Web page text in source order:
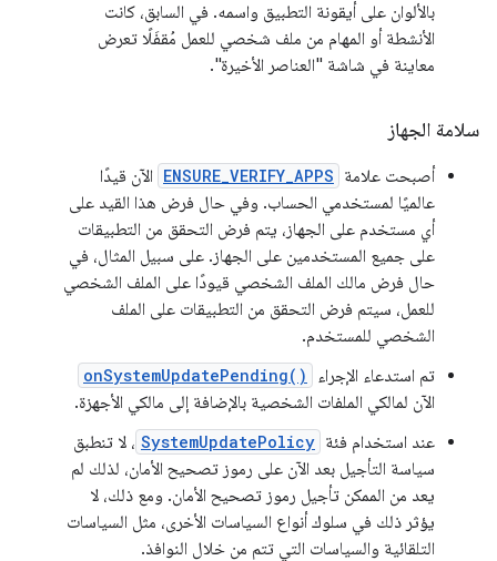
بالألوان على أيقونة التطبيق واسمه. في السابق، كانت
الأنشطة أو المهام من ملف شخصي للعمل مُقفَلًا تعرض
معاينة في شاشة "العناصر الأخيرة".
سلامة الجهاز
أصبحت علامة ENSURE_VERIFY_APPS الآن قيدًا
عالميًا لمستخدمي الحساب. وفي حال فرض هذا القيد على
أي مستخدم على الجهاز، يتم فرض التحقق من التطبيقات
على جميع المستخدمين على الجهاز. على سبيل المثال، في
حال فرض مالك الملف الشخصي قيودًا على الملف الشخصي
للعمل، سيتم فرض التحقق من التطبيقات على الملف
الشخصي للمستخدم.
تم استدعاء الإجراء
onSystemUpdatePending()
الآن لمالكي الملفات الشخصية بالإضافة إلى مالكي الأجهزة.
عند استخدام فئة SystemUpdatePolicy ، لا تنطبق
سياسة التأجيل بعد الآن على رموز تصحيح الأمان، لذلك لم
يعد من الممكن تأجيل رموز تصحيح الأمان. ومع ذلك، لا
يؤثر ذلك في سلوك أنواع السياسات الأخرى، مثل السياسات
التلقائية والسياسات التي تتم من خلال النوافذ.